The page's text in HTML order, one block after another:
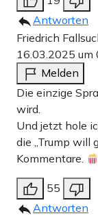
Antworten
Friedrich
16.03.2025 um
Melden
Die einzige
wird.
Und jetzt hole
die „Trump will
Kommentare.
55
Antworten